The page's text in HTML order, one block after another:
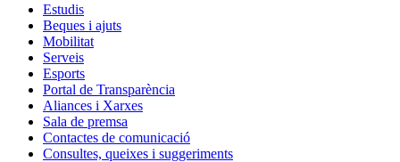
Estudis
Beques i ajuts
Mobilitat
Serveis
Esports
Portal de Transparència
Aliances i Xarxes
Sala de premsa
Contactes de comunicació
Consultes, queixes i suggeriments